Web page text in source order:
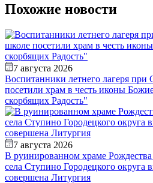
Похожие новости
7 августа 2026
Воспитанники летнего лагеря при
посетили храм в честь иконы
скорбящих Радость"
7 августа 2026
В руинированном храме
села Ступино Городецкого округа
совершена Литургия